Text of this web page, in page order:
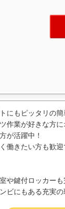
にもピッタリの簡
作業が好きな方に
が活躍中！
働きたい方も歓迎
や鍵付ロッカーも
ビにもある充実の